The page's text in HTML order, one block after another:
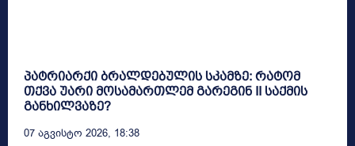
პატრიარქი ბრალდებულის სკამზე: რატომ
თქვა უარი მოსამართლემ გარეგინ II საქმის
განხილვაზე?
07 Აგვისტო 2026, 18:38